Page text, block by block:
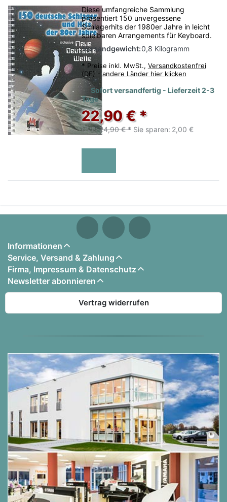
Diese umfangreiche Sammlung
präsentiert 150 unvergessene
Schlagerhits der 1980er Jahre in leicht
spielbaren Arrangements für Keyboard.
Versandgewicht:0,8 Kilogramm
* Preise inkl. MwSt., Versandkostenfrei
(DE) - andere Länder hier klicken
Sofort versandfertig - Lieferzeit 2-3
Tage
22,90 € *
UVP:24,90 € * Sie sparen: 2,00 €
Informationen
Service, Versand & Zahlung
Firma, Impressum & Datenschutz
Newsletter abonnieren
Vertrag widerrufen